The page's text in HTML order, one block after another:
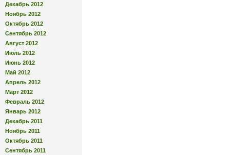
Декабрь 2012
Ноябрь 2012
Октябрь 2012
Сентябрь 2012
Август 2012
Июль 2012
Июнь 2012
Май 2012
Апрель 2012
Март 2012
Февраль 2012
Январь 2012
Декабрь 2011
Ноябрь 2011
Октябрь 2011
Сентябрь 2011